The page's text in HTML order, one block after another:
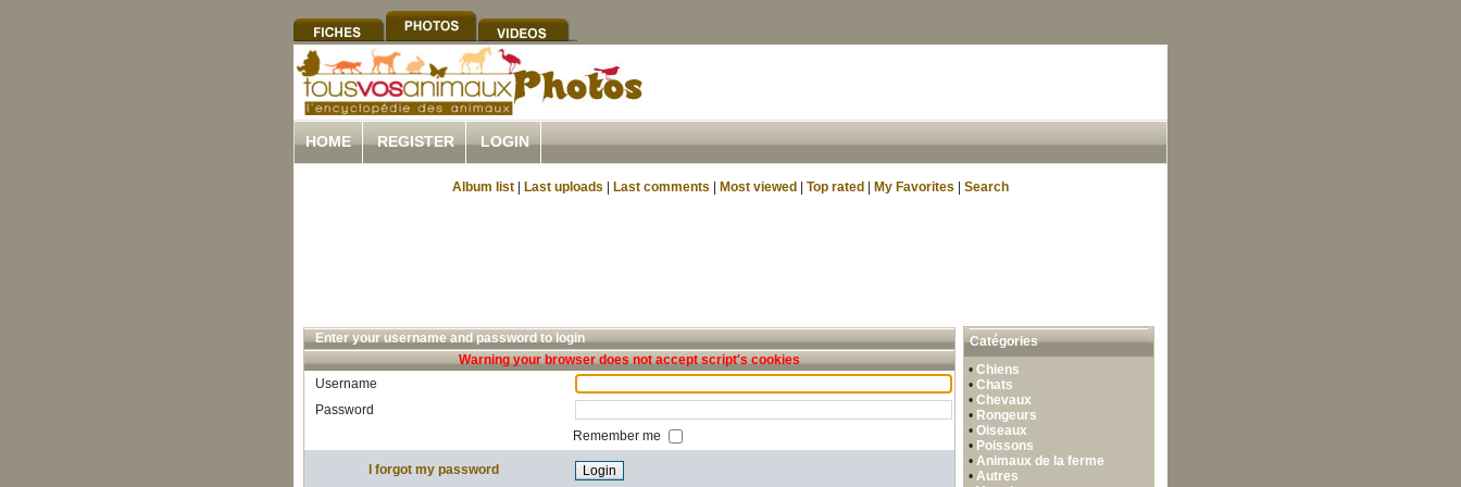
HOME REGISTER LOGIN
Album list Last uploads Last comments Most viewed Top rated My Favorites Search
Enter your username and password to login
Warning your browser does not accept script's cookies
Username
Password
Remember me
I forgot my password
Catégories
•Chiens
•Chats
•Chevaux
• Rongeurs
•Oiseaux
• Poissons
• Animaux de la ferme
• Autres